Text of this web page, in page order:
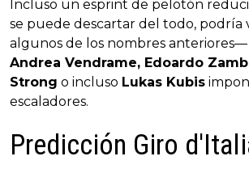
Incluso un esprint de pelotón
se puede descartar del todo, podría
algunos de los nombres anteriores—
Andrea Vendrame, Edoardo
Strong o incluso Lukas Kubis
escaladores.
Predicción Giro